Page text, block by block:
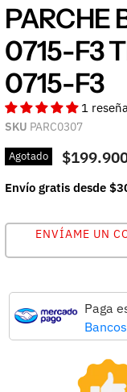
PARCHE
0715-F3
0715-F3
1 reseña
SKU PARC0307
Agotado
Envío gratis desde
ENVÍAME UN
Paga